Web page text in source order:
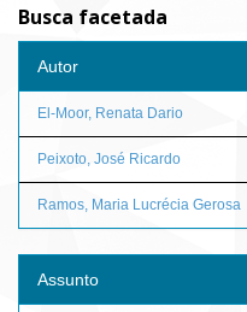
Busca facetada
Autor
El-Moor, Renata Dario
Peixoto, José Ricardo
Ramos, Maria Lucrécia Gerosa
Assunto